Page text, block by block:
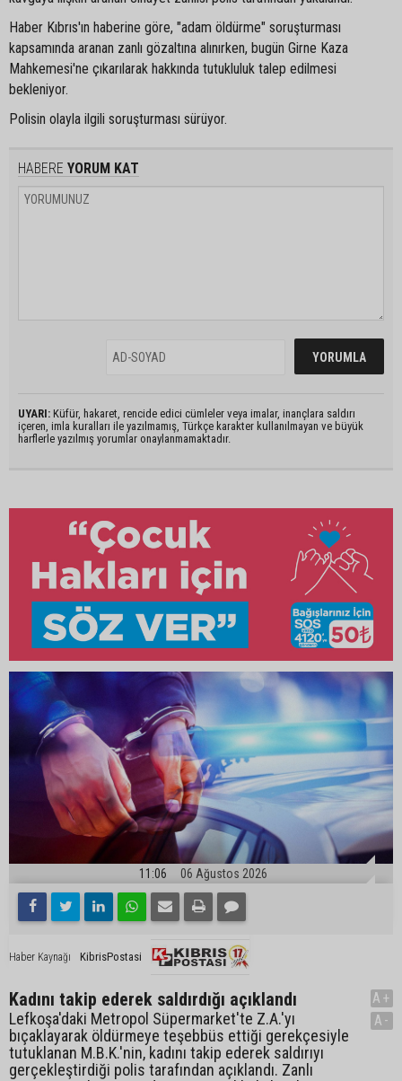
Haber Kıbrıs'ın haberine göre, "adam öldürme" soruşturması
kapsamında aranan zanlı gözaltına alınırken, bugün Girne Kaza
Mahkemesi'ne çıkarılarak hakkında tutukluluk talep edilmesi
bekleniyor.
Polisin olayla ilgili soruşturması sürüyor.
HABERE YORUM KAT
UYARI: Küfür, hakaret, rencide edici cümleler veya imalar, inançlara saldırı
içeren, imla kuralları ile yazılmamış, Türkçe karakter kullanılmayan ve büyük
harflerle yazılmış yorumlar onaylanmamaktadır.
11:06 06 Ağustos 2026
Haber Kaynağı KibrisPostasi
Kadını takip ederek saldırdığı açıklandı
Lefkoşa'daki Metropol Süpermarket'te Z.A.'yı
bıçaklayarak öldürmeye teşebbüs ettiği gerekçesiyle
tutuklanan M.B.K.'nin, kadını takip ederek saldırıyı
gerçekleştirdiği polis tarafından açıklandı. Zanlı
A+
A-